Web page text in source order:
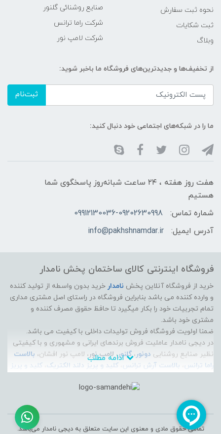
نحوه ثبت سفارش
ثبت شکایات
وبلاگ
صنایع روشنائی گلنور
شرکت راما ترانس
شرکت لامپ نور
از تخفیف‌ها و جدیدترین‌های فروشگاه ما باخبر شوید:
ثبت‌نام
ما را در شبکه‌های اجتماعی خود دنبال کنید:
هفت روز هفته ، ۲۴ ساعت شبانه‌روز پاسخگوی شما
هستیم
شماره تماس:
09912130036-09202630998
آدرس ایمیل:
info@pakhshnamdar.ir
فروشگاه اینترنتی کالای ساختمان پخش نامدار
خرید از فروشگاه آنلاین پخش نامدار خرید بدون واسطه از تولید کننده
و وارده کننده می باشد بنابراین فروشگاه در راستای اصل مشتری مداری
تمام تجربیات خود را بکار میگیرد تا حافظ حقوق مصرف کننده و
مشتری خود باشد.
ضمنا اولویت فروشگاه فروش تولیدات داخلی با کیفیت می باشد.
در دیجی نامدار عاملیت فروش برندهای ایرانی و مشهوری و با کیفیتی
نظیر صنایع روشنایی دونور ،گلنور، لامپ نور ، لامپ نور افشان، بالاست
راما ترانس بالاست آرش ترانس کلید و پریز دلند الکتریک کلید و پریز
لوشان، سیم و کابل زرتافت کرمان، سیم و کابل پرتو الکتریک، سیم و
کابل مازندران،
توانید جدیدترین محصولات این برندها رو به صورت آنلاین تهیه کنید
و به راحتی درب منزل تحویل بگیرید.
ادامه مطلب
تمامی حقوق مادی و معنوی این سایت متعلق به دیجی نامدار می‌باشد.